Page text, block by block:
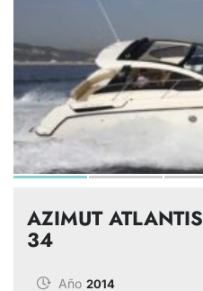
AZIMUT ATLANTIS
34
Año 2014